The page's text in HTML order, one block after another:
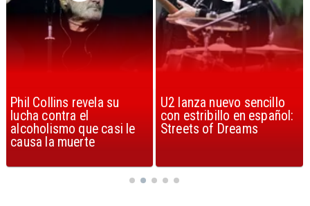
U2 lanza nuevo sencillo
con estribillo en español:
Streets of Dreams
“Africa” de Toto es
considerada la mejor
canción, según la ciencia